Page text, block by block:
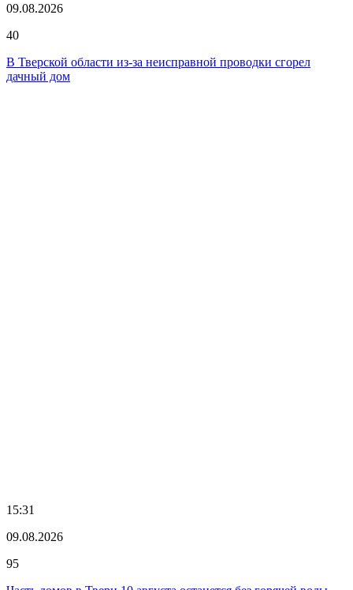
09.08.2026
40
В Тверской области из-за неисправной проводки сгорел
дачный дом
15:31
09.08.2026
95